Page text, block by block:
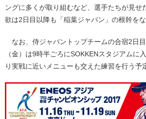
ングに多くが取り組むなど、選手たちが見せ
欲は2日目以降も「稲葉ジャパン」の根幹を
なお、侍ジャパントップチームの合宿2日
（金）は9時半ごろにSOKKENスタジアムに
り実戦に近いメニューも交えた練習を行う予